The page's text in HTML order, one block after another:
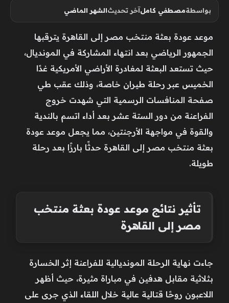
بواسطةمصطفي كاملآخر تحديثالشهر الماضي
موعد عودة بعثة منتخب مصر إلى القاهرة يترقبها
الجمهور الرياضي بعد انتهاء المشاركة في المونديال،
حيث تستعد البعثة لمغادرة الأراضي الأمريكية غدًا
الخميس عبر رحلة طيران خاصة، وذلك عقب طي
صفحة المنافسات الرسمية التي شهدت خروج
الفراعنة من دور الستة عشر بعد أداء اتسم بالندية
والقوة في مواجهة الأرجنتين، مما يجعل موعد عودة
بعثة منتخب مصر إلى القاهرة حدثًا بارزًا بعد رحلة
طويلة.
تأثير نتائج موعد عودة بعثة منتخب
مصر إلى القاهرة
جاءت نهاية الرحلة المونديالية للفراعنة إثر الخسارة
بثلاثية مقابل هدفين في مباراة مثيرة، حيث أظهر
اللاعبون روحًا قتالية عالية خلال اللقاء الذي جرى على